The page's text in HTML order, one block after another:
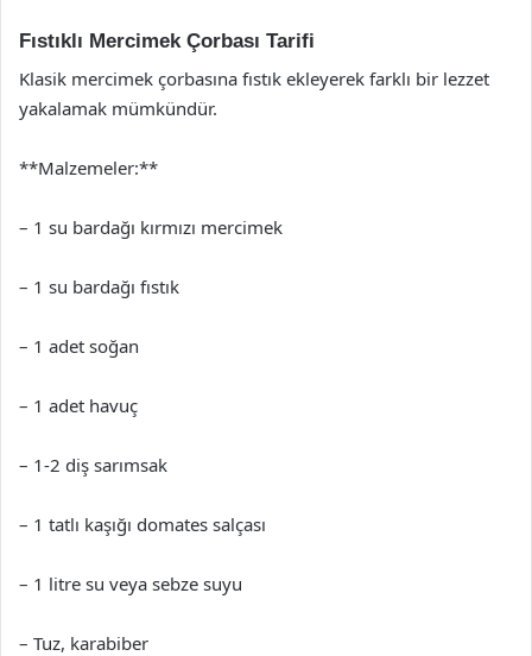
Fıstıklı Mercimek Çorbası Tarifi
Klasik mercimek çorbasına fıstık ekleyerek farklı bir lezzet
yakalamak mümkündür.
**Malzemeler:**
– 1 su bardağı kırmızı mercimek
– 1 su bardağı fıstık
– 1 adet soğan
– 1 adet havuç
– 1-2 diş sarımsak
– 1 tatlı kaşığı domates salçası
– 1 litre su veya sebze suyu
– Tuz, karabiber